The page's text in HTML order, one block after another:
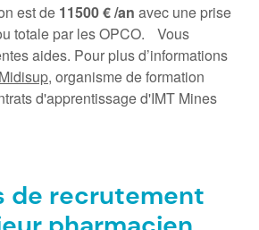
est de 11500 € /an avec une prise
totale par les OPCO. Vous
aides. Pour plus d’informations
, organisme de formation
d'apprentissage d'IMT Mines
de recrutement